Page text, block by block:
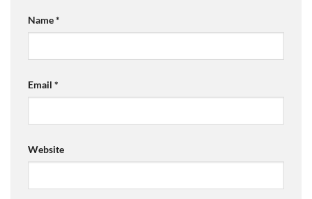
Name*
Email *
Website